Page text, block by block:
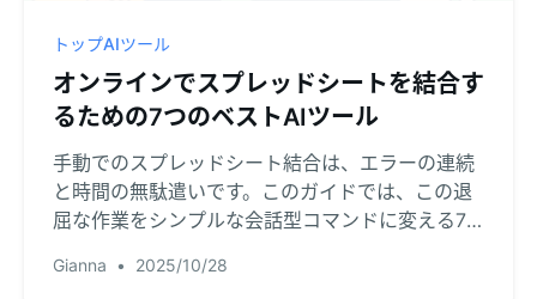
トップAIツール
オンラインでスプレッドシートを結合す
るための7つのベストAIツール
手動でのスプレッドシート結合は、エラーの連続
と時間の無駄遣いです。このガイドでは、この退
屈な作業をシンプルな会話型コマンドに変える7
介します。あなたのワークフローに最適なツール
Gianna • 2025/10/28